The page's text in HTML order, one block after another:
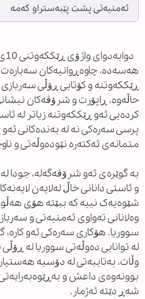
ئەمنیەتی پشت پێبەستراو کەمە
هەسەدە، چاوەڕوانیەکان
ڕێککەوتنە و کۆتایی ڕۆڵی
حاڵەوە، ڕاپۆرت و شرۆڤەکان
کردەیی ئەو ڕێککەوتنە زیاتر لە
پرسی سەرەکی نە لە بەندەکانی
متمانەی ئەکتەرە نێودەوڵەتی و
بە گوێرەی ئەو شرۆڤەگەلە، جودا
و ئاستی دانانی خاڵ لەلایەن
شێوەیەک نییە کە ببێتە هۆی
وەلانانی تەواوی ئەمنیەتی و
سووریا. هۆکاری سەرەکی ئەو کارە،
لە توانایی دەوڵەتی سووریا لە
وڵات، بەتایبەتی لە دۆسیە
بوونەوەی داعش و
شەڕ دێتە ئەژمار.